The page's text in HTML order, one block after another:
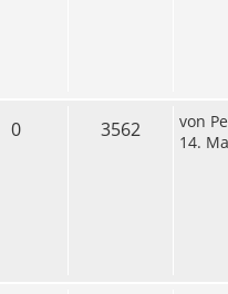
0 3562 von
14.